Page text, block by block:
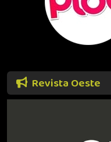
Revista Oeste